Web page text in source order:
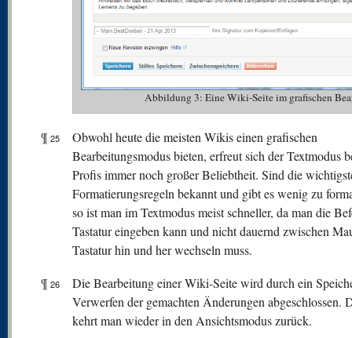
Abbildung 3: Eine Wiki-Seite im grafischen
¶ 25
Obwohl heute die meisten Wikis einen grafischen
Bearbeitungsmodus bieten, erfreut sich der Textmodus
Profis immer noch großer Beliebtheit. Sind die
Formatierungsregeln bekannt und gibt es wenig zu
so ist man im Textmodus meist schneller, da man die
Tastatur eingeben kann und nicht dauernd zwischen
Tastatur hin und her wechseln muss.
¶ 26
Die Bearbeitung einer Wiki-Seite wird durch ein
Verwerfen der gemachten Änderungen abgeschlossen.
kehrt man wieder in den Ansichtsmodus zurück.